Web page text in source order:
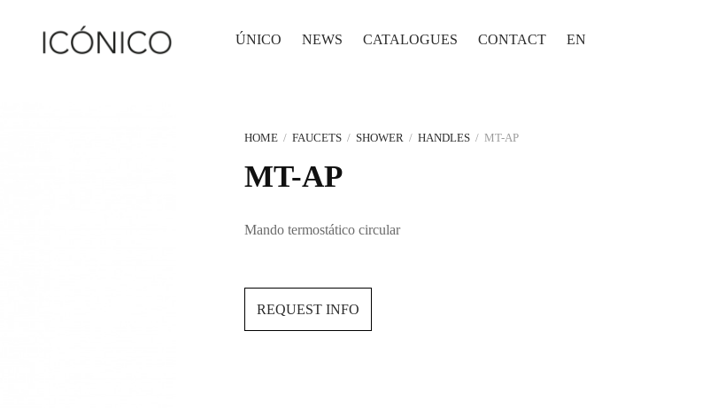
ÚNICO NEWS CATALOGUES CONTACT EN
HOME / FAUCETS / SHOWER / HANDLES / MT-AP
MT-AP
Mando termostático circular
REQUEST INFO